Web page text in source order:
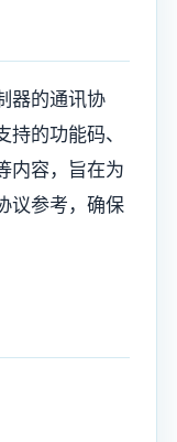
器的通讯协
的功能码、
内容，旨在为
议参考，确保